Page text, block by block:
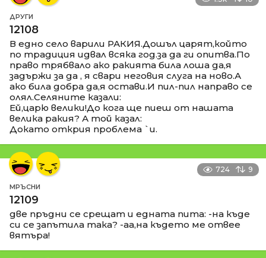
ДРУГИ
12108
В едно село варили РАКИЯ.Дошъл царят,който
по традиция идвал всяка год.за да ги опитва.По
право трябвало ако ракията била лоша да,я
задържи за да , я свари неговия слуга на ново.А
ако била добра да,я остави.И пил-пил направо се
олял.Селяните казали:
Ей,царю велики!До кога ще пиеш от нашата
велика ракия? А той казал:
Докато открия проблема `и.
724 9
МРЪСНИ
12109
две пръдни се срещат и едната пита: -на къде
си се запътила така? -аа,на където ме отвее
вятъра!